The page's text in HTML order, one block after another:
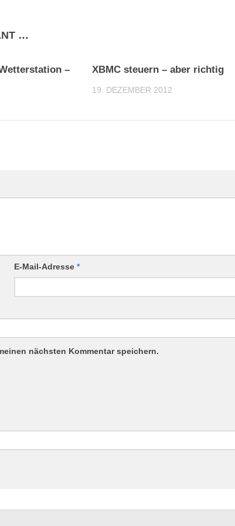
…
–
XBMC steuern – aber richtig
19. DEZEMBER 2012
E-Mail-Adresse*
nächsten Kommentar speichern.